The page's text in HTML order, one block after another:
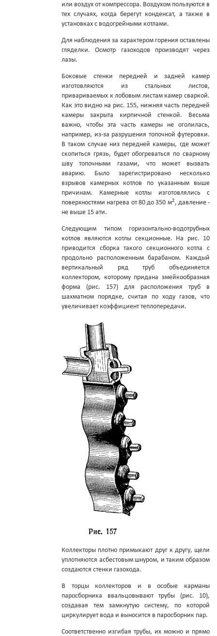
или воздух от компрессора. Воздухом пользуются в
тех случаях, когда берегут конденсат, а также в
установках с водогрейными котлами.
Для наблюдения за характером горения оставлены
гляделки. Осмотр газоходов производят через
лазы.
Боковые стенки передней и задней камер
изготовляются из стальных листов,
привариваемых к лобовым листам камер сваркой.
Как это видно на рис. 155, нижняя часть передней
камеры закрыта кирпичной стенкой. Весьма
важно, чтобы эта часть камеры не оголилась,
например, из-за разрушения топочной футеровки.
В таком случае низ передней камеры, где может
скопиться грязь, будет обогреваться по сварному
шву топочными газами, что может вызвать
аварию. Было зарегистрировано несколько
взрывов камерных котлов по указанным выше
причинам. Камерные котлы изготовлялись с
поверхностями нагрева от 80 до 350 м2, давление -
не выше 15 ати.
Следующим типом горизонтально-водотрубных
котлов являются котлы секционные. На рис. 10
приводится сборка такого секционного котла с
продольно расположенным барабаном. Каждый
вертикальный ряд труб объединяется
коллектором, которому придана змейкообразная
форма (рис. 157) для расположения труб в
шахматном порядке, считая по ходу газов, что
увеличивает коэффициент теплопередачи.
Коллекторы плотно примыкают друг к другу, щели
уплотняются асбестовым шнуром, и таким образом
создаются стенки газохода.
В торцы коллекторов и в особые карманы
паросборника ввальцовывают трубы (рис. 10),
создавая тем замкнутую систему, по которой
циркулирует вода и выносится в паросборник пар.
Соответственно изгибая трубы, их можно и прямо